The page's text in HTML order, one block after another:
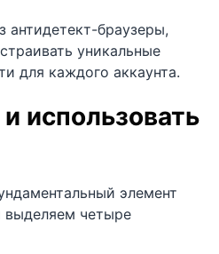
антидетект-браузеры,
уникальные
для каждого аккаунта.
использовать
элемент
четыре